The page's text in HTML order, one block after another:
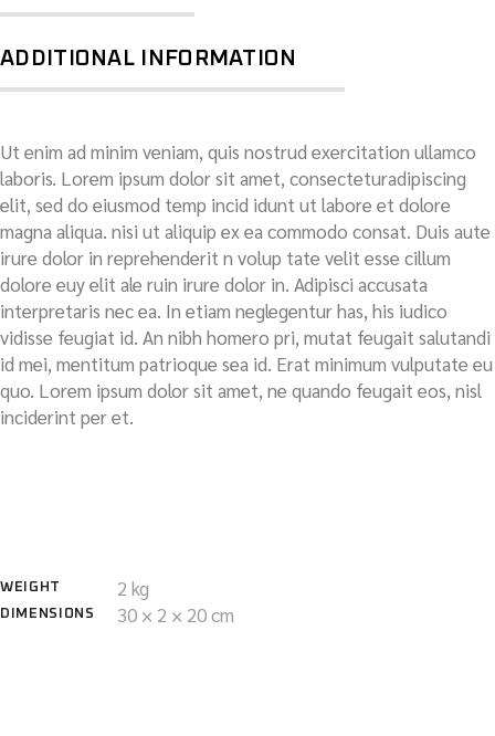
ADDITIONAL INFORMATION
Ut enim ad minim veniam, quis nostrud exercitation ullamco
laboris. Lorem ipsum dolor sit amet, consecteturadipiscing
elit, sed do eiusmod temp incid idunt ut labore et dolore
magna aliqua. nisi ut aliquip ex ea commodo consat. Duis aute
irure dolor in reprehenderit n volup tate velit esse cillum
dolore euy elit ale ruin irure dolor in. Adipisci accusata
interpretaris nec ea. In etiam neglegentur has, his iudico
vidisse feugiat id. An nibh homero pri, mutat feugait salutandi
id mei, mentitum patrioque sea id. Erat minimum vulputate eu
quo. Lorem ipsum dolor sit amet, ne quando feugait eos, nisl
inciderint per et.
WEIGHT 2 kg
DIMENSIONS 30 × 2 × 20 cm